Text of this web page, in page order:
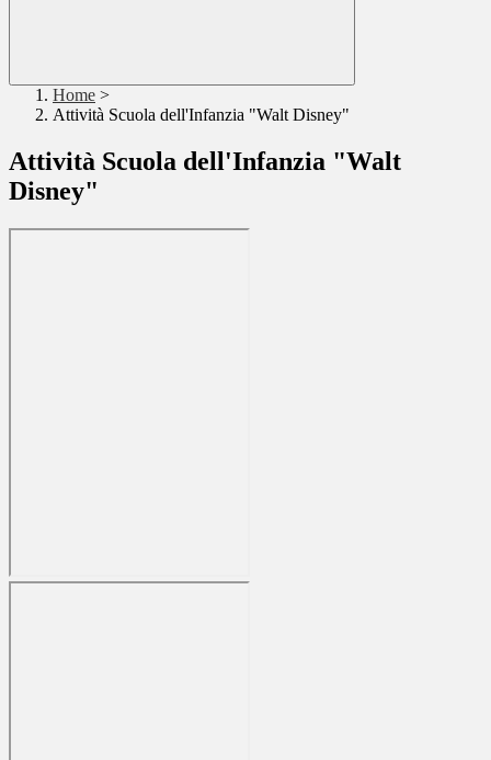
Home >
Attività Scuola dell'Infanzia "Walt Disney"
Attività Scuola dell'Infanzia "Walt
Disney"